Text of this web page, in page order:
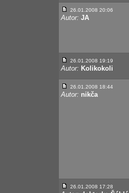
26.01.2008 20:06
Autor: JA
26.01.2008 19:19
Autor: Kolikokoli
26.01.2008 18:44
Autor: nikča
26.01.2008 17:28